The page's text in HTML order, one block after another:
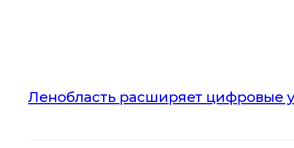
Ленобласть расширяет цифровые